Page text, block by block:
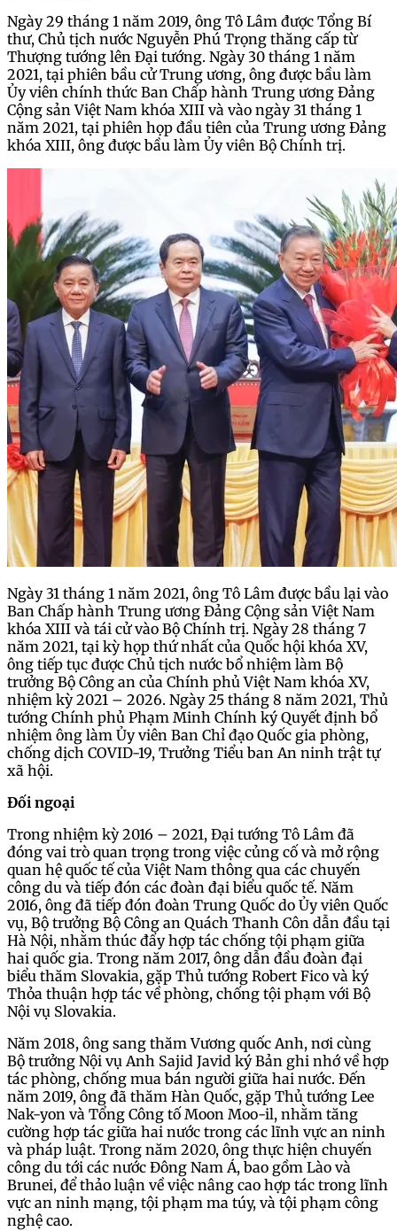
Ngày 29 tháng 1 năm 2019, ông Tô Lâm được Tổng Bí
thư, Chủ tịch nước Nguyễn Phú Trọng thăng cấp từ
Thượng tướng lên Đại tướng. Ngày 30 tháng 1 năm
2021, tại phiên bầu cử Trung ương, ông được bầu làm
Ủy viên chính thức Ban Chấp hành Trung ương Đảng
Cộng sản Việt Nam khóa XIII và vào ngày 31 tháng 1
năm 2021, tại phiên họp đầu tiên của Trung ương Đảng
khóa XIII, ông được bầu làm Ủy viên Bộ Chính trị.
Ngày 31 tháng 1 năm 2021, ông Tô Lâm được bầu lại vào
Ban Chấp hành Trung ương Đảng Cộng sản Việt Nam
khóa XIII và tái cử vào Bộ Chính trị. Ngày 28 tháng 7
năm 2021, tại kỳ họp thứ nhất của Quốc hội khóa XV,
ông tiếp tục được Chủ tịch nước bổ nhiệm làm Bộ
trưởng Bộ Công an của Chính phủ Việt Nam khóa XV,
nhiệm kỳ 2021 – 2026. Ngày 25 tháng 8 năm 2021, Thủ
tướng Chính phủ Phạm Minh Chính ký Quyết định bổ
nhiệm ông làm Ủy viên Ban Chỉ đạo Quốc gia phòng,
chống dịch COVID-19, Trưởng Tiểu ban An ninh trật tự
xã hội.
Đối ngoại
Trong nhiệm kỳ 2016 – 2021, Đại tướng Tô Lâm đã
đóng vai trò quan trọng trong việc củng cố và mở rộng
quan hệ quốc tế của Việt Nam thông qua các chuyến
công du và tiếp đón các đoàn đại biểu quốc tế. Năm
2016, ông đã tiếp đón đoàn Trung Quốc do Ủy viên Quốc
vụ, Bộ trưởng Bộ Công an Quách Thanh Côn dẫn đầu tại
Hà Nội, nhằm thúc đẩy hợp tác chống tội phạm giữa
hai quốc gia. Trong năm 2017, ông dẫn đầu đoàn đại
biểu thăm Slovakia, gặp Thủ tướng Robert Fico và ký
Thỏa thuận hợp tác về phòng, chống tội phạm với Bộ
Nội vụ Slovakia.
Năm 2018, ông sang thăm Vương quốc Anh, nơi cùng
Bộ trưởng Nội vụ Anh Sajid Javid ký Bản ghi nhớ về hợp
tác phòng, chống mua bán người giữa hai nước. Đến
năm 2019, ông đã thăm Hàn Quốc, gặp Thủ tướng Lee
Nak-yon và Tổng Công tố Moon Moo-il, nhằm tăng
cường hợp tác giữa hai nước trong các lĩnh vực an ninh
và pháp luật. Trong năm 2020, ông thực hiện chuyến
công du tới các nước Đông Nam Á, bao gồm Lào và
Brunei, để thảo luận về việc nâng cao hợp tác trong lĩnh
vực an ninh mạng, tội phạm ma túy, và tội phạm công
nghệ cao.